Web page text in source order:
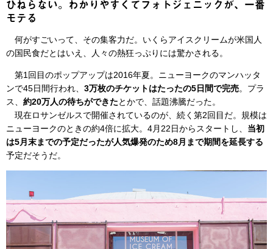
ひねらない。わかりやすくてフォトジェニックが、一番
モテる
何がすごいって、その集客力だ。いくらアイスクリームが米国人
の国民食だとはいえ、人々の熱狂っぷりには驚かされる。
第1回目のポップアップは2016年夏。ニューヨークのマンハッタ
ンで45日間行われ、 3万枚のチケットはたったの5日間で完売。プラ
ス、 約20万人の待ちができたとかで、話題沸騰だった。
現在ロサンゼルスで開催されているのが、続く第2回目だ。規模は
ニューヨークのときの約4倍に拡大。4月22日からスタートし、 当初
は5月末までの予定だったが人気爆発のため8月まで期間を延長する
予定だそうだ。